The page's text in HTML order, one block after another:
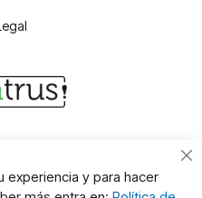
experiencia y para hacer